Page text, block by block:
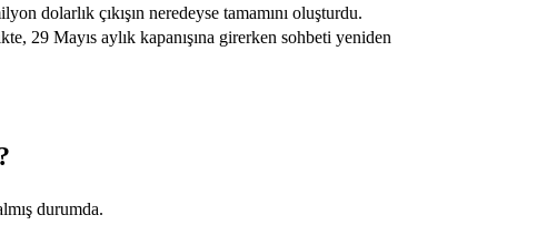
dolarlık çıkışın neredeyse tamamını oluşturdu.
29 Mayıs aylık kapanışına girerken sohbeti yeniden
durumda.